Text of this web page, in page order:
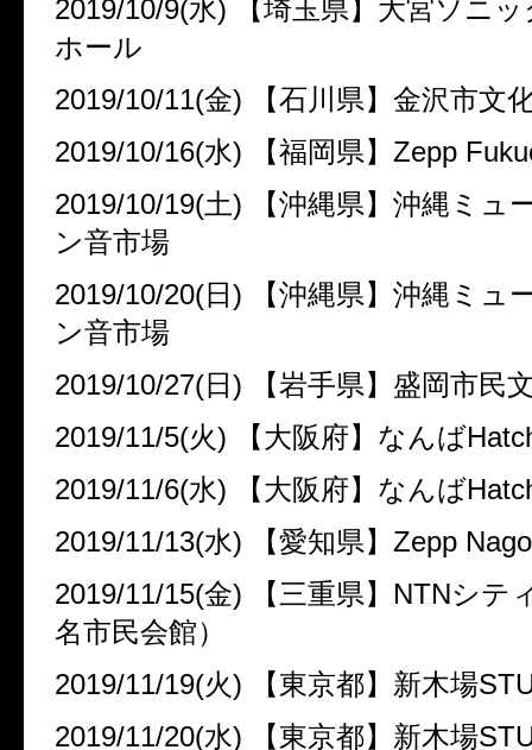
2019/10/9(水)
【埼玉県】大宮ソニ
ホール
2019/10/11(金)
【石川県】金沢市文
2019/10/16(水) 【福岡県】 Zepp
2019/10/19(土)
【沖縄県】沖縄ミュ
ン音市場
2019/10/20(日 )
【沖縄県】沖縄ミュ
ン音市場
2019/10/27(日 )
【岩手県】盛岡市民
2019/11/5(火) 【大阪府】なんば
2019/11/6(水) 【大阪府】なんば
2019/11/13(水) 【愛知県】 Zepp
2019/11/15(金) 【三重県】 NTNシテ
名市民会館）
2019/11/19(火) 【東京都】新木場
2019/11/20(水) 【東京都】新木場